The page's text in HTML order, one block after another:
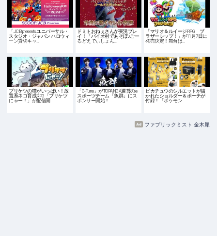
「JCB presents ユニバーサル・
スタジオ・ジャパン ハロウィ
ーン貸切キャ…
ドミトおねぇさんが実況プレ
イ！「バイオ村であそぼ♪ごー
るどえでぃしょん…
「マリオ＆ルイージRPG ブ
ラザーシップ！」が11月7日に
発売決定！舞台は…
プリケツの猫がいっぱい！放
置系ネコ育成RPG「プリケツ
にゃー！」が配信開…
「G-Tune」がTOPANGA運営のe
スポーツチーム「魚群」にス
ポンサー開始！
ピカチュウのシルエットが描
かれたショルダー＆ポーチが
付録！「ポケモン…
ファブリックミスト 金木犀